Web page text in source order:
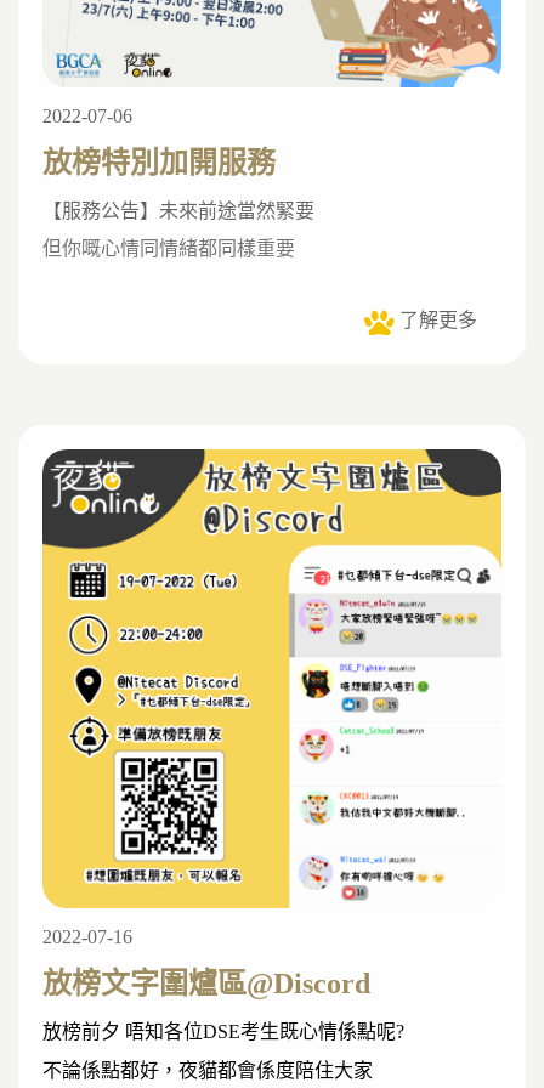
2022-07-06
放榜特別加開服務
【服務公告】 未來前途當然緊要
但你嘅心情同情緒都同樣重要
了解更多
2022-07-16
放榜文字圍爐區@Discord
放榜前夕 唔知各位DSE考生既心情係點呢?
不論係點都好，夜貓都會係度陪住大家